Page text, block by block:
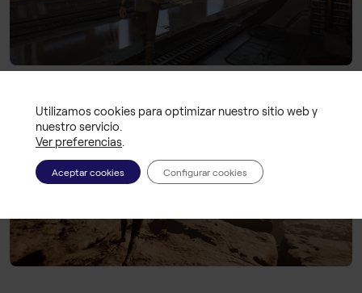
Utilizamos cookies para optimizar nuestro sitio web y
nuestro servicio.
Ver preferencias.
Aceptar cookies Configurar cookies